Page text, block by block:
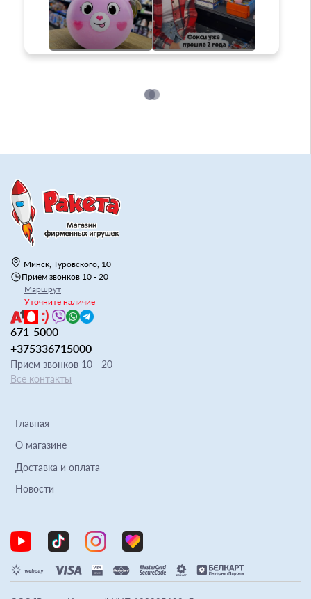
Главная
О магазине
Доставка и оплата
Новости
Минск, Туровского, 10
Прием звонков 10 - 20
Маршрут
Уточните наличие
671-5000
+375336715000
Прием звонков 10 - 20
Все контакты